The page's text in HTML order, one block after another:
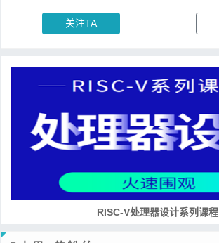
关注TA
RISC-V处理器设计系列课程